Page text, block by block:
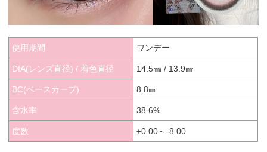
使用期間 ワンデー
DIA(レンズ直径) / 着色直径 14.5㎜ / 13.9㎜
BC(ベースカーブ) 8.8㎜
含水率 38.6%
度数 ±0.00～-8.00